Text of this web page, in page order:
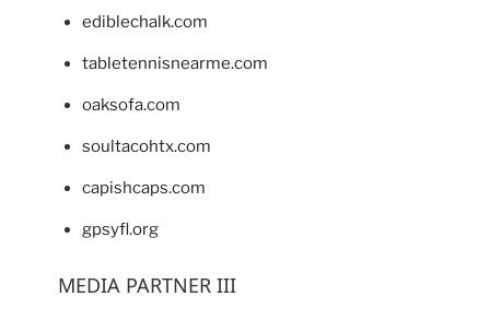
ediblechalk.com
tabletennisnearme.com
oaksofa.com
soultacohtx.com
capishcaps.com
gpsyfl.org
MEDIA PARTNER III